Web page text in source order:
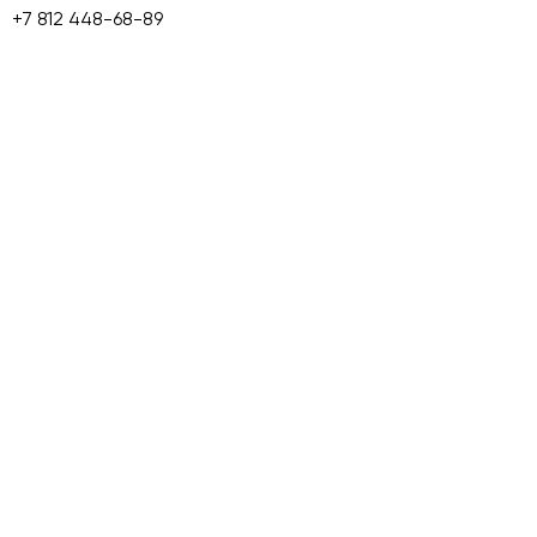
+7 812 448-68-89